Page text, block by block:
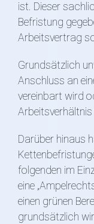
ist. Dieser
Befristung
Arbeitsvertrag
Grundsätzlich
Anschluss an
vereinbart wird
Darüber hinaus
folgenden im
eine
einen grünen
grundsätzlich